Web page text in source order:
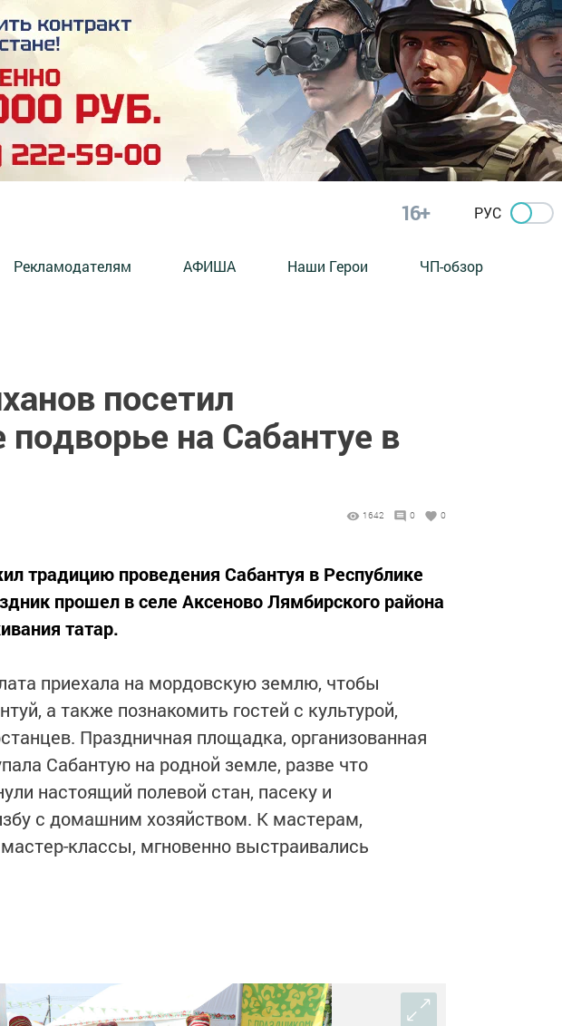
16+ РУС
Рекламодателям АФИША Наши Герои ЧП-обзор
посетил
подворье на Сабантуе в
1642 0 0
традицию проведения Сабантуя в Республике
прошел в селе Аксеново Лямбирского района
татар.
приехала на мордовскую землю, чтобы
а также познакомить гостей с культурой,
Праздничная площадка, организованная
Сабантую на родной земле, разве что
настоящий полевой стан, пасеку и
с домашним хозяйством. К мастерам,
классы, мгновенно выстраивались